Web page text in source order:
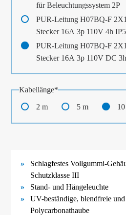
für Beleuchtungssystem 2P
PUR-Leitung H07BQ-F
Stecker 16A 3p 110V 4h
PUR-Leitung H07BQ-F
Stecker 16A 3p 110V DC
Pflichtfeld
Kabellänge*
2 m 5 m
Schlagfestes Vollgummi-
Schutzklasse III
Stand- und Hängeleuchte
UV-beständige, blendfreie
Polycarbonathaube